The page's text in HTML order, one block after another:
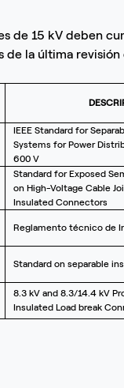
de 15 kV deben
de la última
IEEE Standard for
Systems for Power
600 V
Standard for Exposed
on High-Voltage Cable
Insulated Connectors
Reglamento técnico de
Standard on separable
8.3 kV and 8.3/14.4 kV
Insulated Load break